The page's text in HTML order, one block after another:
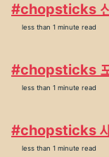
#chopsticks
less than 1 minute read
#chopsticks
less than 1 minute read
#chopsticks
less than 1 minute read